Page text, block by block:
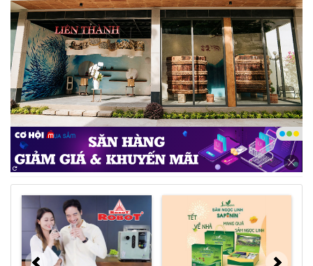
Một khu vực tại nhà triển lãm thu hút sự quan tâm
của khách - Ảnh: DNCC